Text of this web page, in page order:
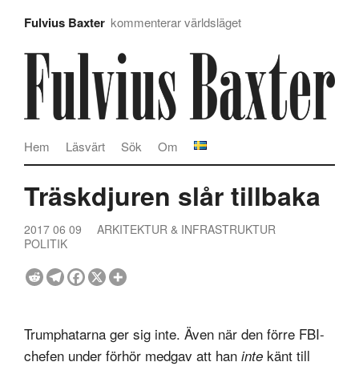
Fulvius Baxter kommenterar världsläget
Om
Sök
Läsvärt
Hem
Träskdjuren slår tillbaka
2017 06 09
ARKITEKTUR & INFRASTRUKTUR
POLITIK
Trumphatarna ger sig inte. Även när den förre FBI-
chefen under förhör medgav att han inte känt till